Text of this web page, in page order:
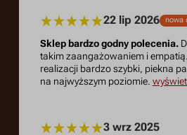
22 lip 2026 nowa
Sklep bardzo godny polecenia.
takim zaangażowaniem i
realizacji bardzo szybki, piekna
na najwyższym poziomie.
3 wrz 2025